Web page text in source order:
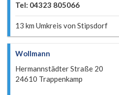
Tel: 04323 805066
13 km Umkreis von Stipsdorf
Wollmann
Hermannstädter Straße 20
24610 Trappenkamp